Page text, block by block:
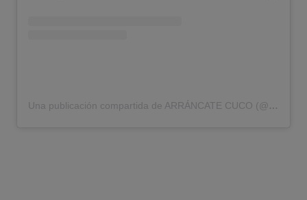
Una publicación compartida de ARRÁNCATE CUCO (@arrancatecuco)